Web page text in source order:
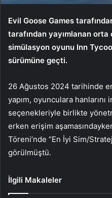
Evil Goose Games
tarafından yayımlanan
simülasyon oyunu Inn
sürümüne geçti.
26 Ağustos 2024 tarihinde
yapım, oyunculara
seçenekleriyle birlikte
erken erişim
Töreni’nde “En İyi Sim/
görülmüştü.
İlgili Makaleler